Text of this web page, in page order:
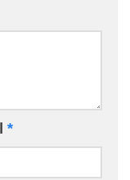
*